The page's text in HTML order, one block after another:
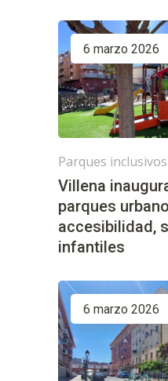
6 marzo 2026
Parques inclusivos
Villena
parques
accesibilidad,
infantiles
6 marzo 2026